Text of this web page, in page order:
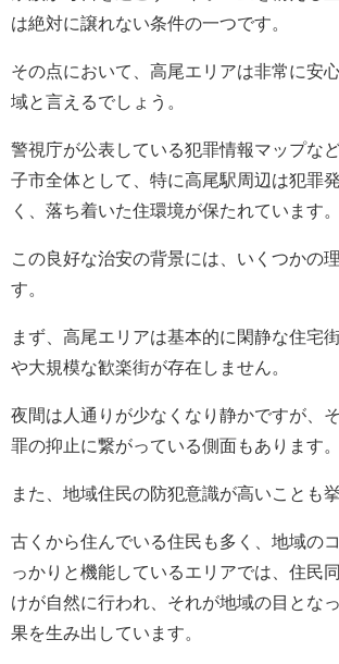
は絶対に譲れない条件の一つです。
その点において、高尾エリアは非常に安
域と言えるでしょう。
警視庁が公表している犯罪情報マップな
子市全体として、特に高尾駅周辺は犯罪
く、落ち着いた住環境が保たれています。
この良好な治安の背景には、いくつかの
す。
まず、高尾エリアは基本的に閑静な住宅
や大規模な歓楽街が存在しません。
夜間は人通りが少なくなり静かですが、
罪の抑止に繋がっている側面もあります。
また、地域住民の防犯意識が高いことも
古くから住んでいる住民も多く、地域の
っかりと機能しているエリアでは、住民
けが自然に行われ、それが地域の目とな
果を生み出しています。